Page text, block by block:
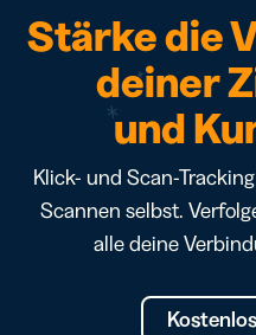
Stärke die
deiner
und
Klick- und Scan-
Scannen selbst.
alle deine